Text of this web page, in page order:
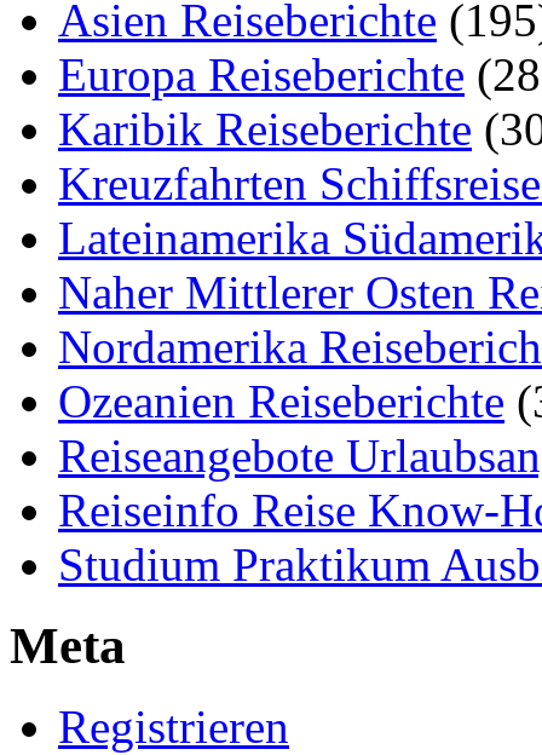
Asien Reiseberichte
Europa Reiseberichte
Karibik Reiseberichte
Kreuzfahrten
Lateinamerika
Naher Mittlerer Osten
Nordamerika
Ozeanien Reiseberichte
Reiseangebote
Reiseinfo Reise Know-
Studium Praktikum
Meta
Registrieren